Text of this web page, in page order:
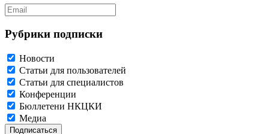
Рубрики подписки
Новости
Статьи для пользователей
Статьи для специалистов
Конференции
Бюллетени НКЦКИ
Медиа